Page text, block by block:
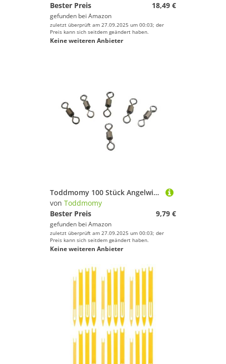
Bester Preis
18,49 €
gefunden bei Amazon
zuletzt überprüft am 27.09.2025 um 00:03; der
Preis kann sich seitdem geändert haben.
Keine weiteren Anbieter
Toddmomy 100 Stück Angelwirbel aus robustem Metall Schnelle Verbindung für Angelhaken Köder und Vorfächer Vielseitig Einsetzbar für Süß und Salzwasserangeln
von Toddmomy
Bester Preis
9,79 €
gefunden bei Amazon
zuletzt überprüft am 27.09.2025 um 00:03; der
Preis kann sich seitdem geändert haben.
Keine weiteren Anbieter